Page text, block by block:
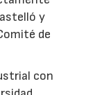
y
de
con